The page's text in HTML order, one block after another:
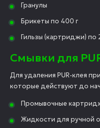
Гранулы
Брикеты по 400 г
Гильзы (картриджи) по
Смывки для
Для удаления PUR-клея
которые действуют до
Промывочные
Жидкости для ручной